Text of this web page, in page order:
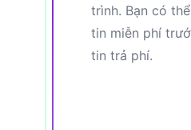
trình. Bạn có
tin miễn phí
tin trả phí.